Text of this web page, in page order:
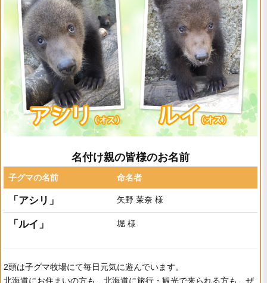
名付け親の皆様のお名前
子グマの名前 命名者
「アシリ」 矢野 茉奈 様
「ルイ」 堀 様
2頭は子グマ牧場にて毎日元気に遊んでいます。
北海道にお住まいの方も、北海道に旅行・観光で来られる方も、ぜ